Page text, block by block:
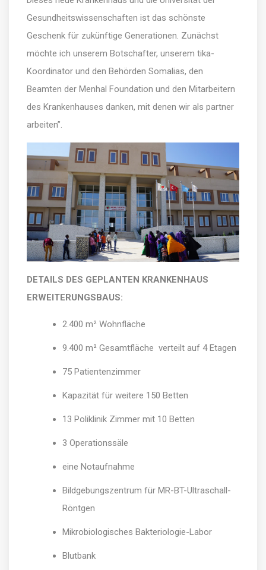
Gesundheitswissenschaften ist das schönste
Geschenk für zukünftige Generationen. Zunächst
möchte ich unserem Botschafter, unserem tika-
Koordinator und den Behörden Somalias, den
Beamten der Menhal Foundation und den Mitarbeitern
des Krankenhauses danken, mit denen wir als partner
arbeiten”.
DETAILS DES GEPLANTEN KRANKENHAUS
ERWEITERUNGSBAUS:
2.400 m² Wohnfläche
9.400 m² Gesamtfläche verteilt auf 4 Etagen
75 Patientenzimmer
Kapazität für weitere 150 Betten
13 Poliklinik Zimmer mit 10 Betten
3 Operationssäle
eine Notaufnahme
Bildgebungszentrum für MR-BT-Ultraschall-
Röntgen
Mikrobiologisches Bakteriologie-Labor
Blutbank